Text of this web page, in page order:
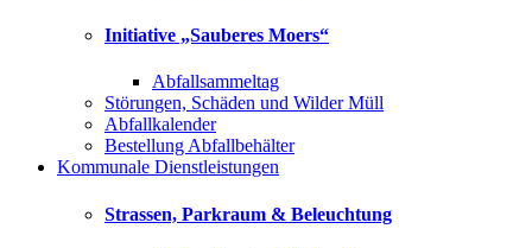
Initiative „Sauberes Moers“
Abfallsammeltag
Störungen, Schäden und Wilder Müll
Abfallkalender
Bestellung Abfallbehälter
Kommunale Dienstleistungen
Strassen, Parkraum & Beleuchtung